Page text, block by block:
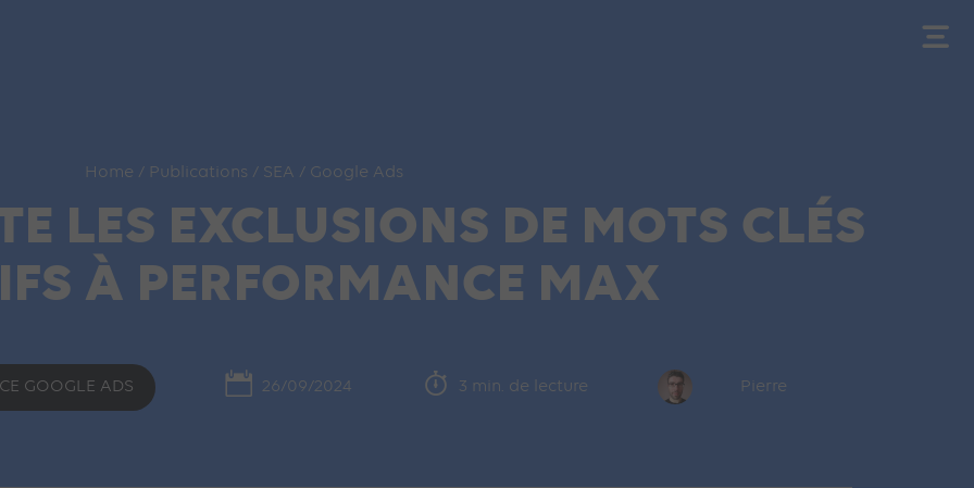
Home / Publications / SEA / Google Ads
LES EXCLUSIONS DE MOTS CLÉS
À PERFORMANCE MAX
GOOGLE ADS 26/09/2024 3 min. de lecture Pierre